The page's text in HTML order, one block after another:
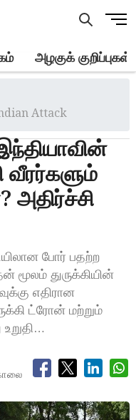
M
u
o
அழகுக் குறிப்புகள்
Attack
வீரர்களும்
போர் பதற்ற
மூலம் துருக்கியின்
எதிரான
ட்ரோன் மற்றும்